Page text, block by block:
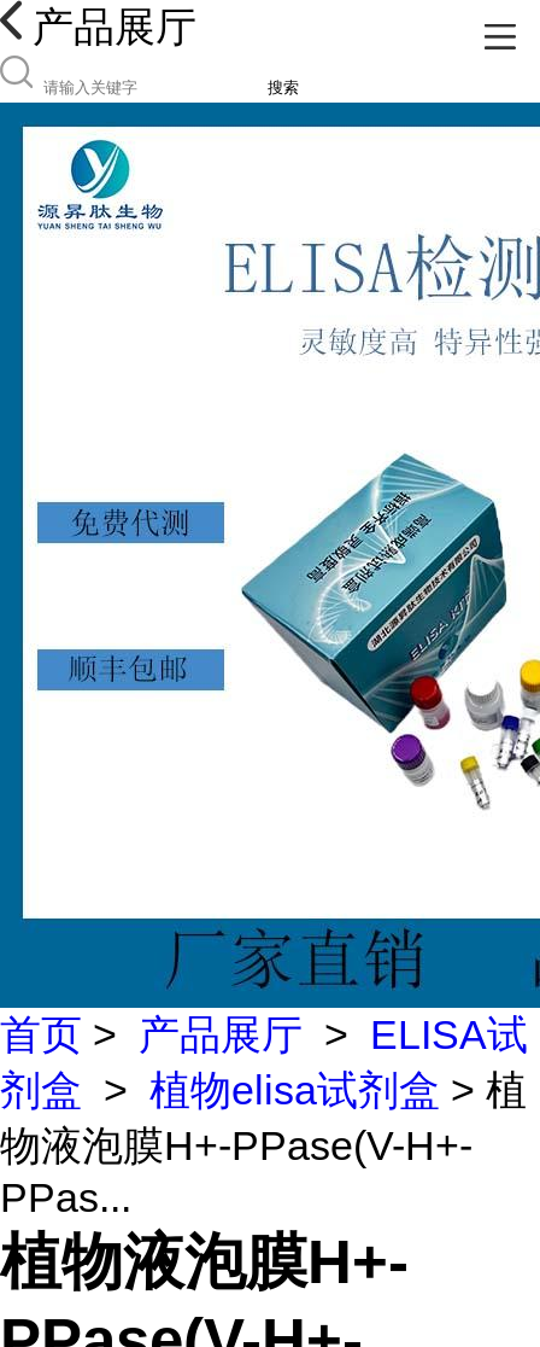
产品展厅
搜索
首页 > 产品展厅 > ELISA试
剂盒 > 植物elisa试剂盒 > 植
物液泡膜H+-PPase(V-H+-
PPas...
植物液泡膜H+-